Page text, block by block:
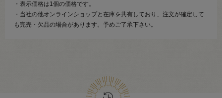
・表示価格は1個の価格です。
・当社の他オンラインショップと在庫を共有しており、注文が確定して
も完売・欠品の場合があります。予めご了承下さい。